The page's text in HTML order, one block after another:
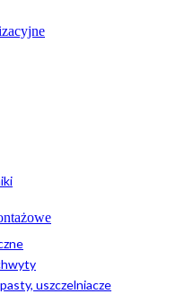
uszczelniacze